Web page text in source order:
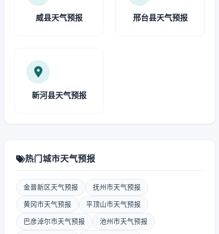
威县天气预报 邢台县天气预报
新河县天气预报
热门城市天气预报
金普新区天气预报 抚州市天气预报
黄冈市天气预报 平顶山市天气预报
巴彦淖尔市天气预报 池州市天气预报